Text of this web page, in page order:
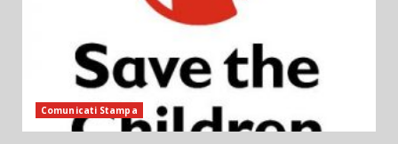
Comunicati Stampa